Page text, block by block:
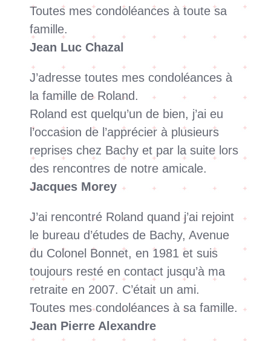
Toutes mes condoléances à toute sa
famille.
Jean Luc Chazal
J’adresse toutes mes condoléances à
la famille de Roland.
Roland est quelqu’un de bien, j’ai eu
l’occasion de l’apprécier à plusieurs
reprises chez Bachy et par la suite lors
des rencontres de notre amicale.
Jacques Morey
J’ai rencontré Roland quand j’ai rejoint
le bureau d’études de Bachy, Avenue
du Colonel Bonnet, en 1981 et suis
toujours resté en contact jusqu’à ma
retraite en 2007. C’était un ami.
Toutes mes condoléances à sa famille.
Jean Pierre Alexandre